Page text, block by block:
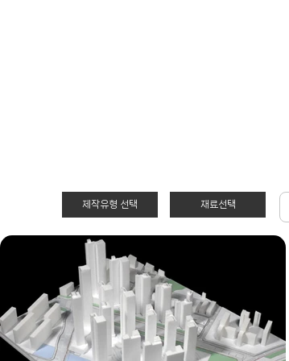
제작유형 선택 재료선택
아크릴 & 3D 프
린팅
확대모형
제작유형선택
PT
현상